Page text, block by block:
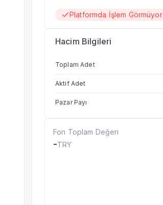
Platformda İşlem Görmüyor
Hacim Bilgileri
Toplam Adet
Aktif Adet
Pazar Payı
Fon Toplam Değeri
-TRY